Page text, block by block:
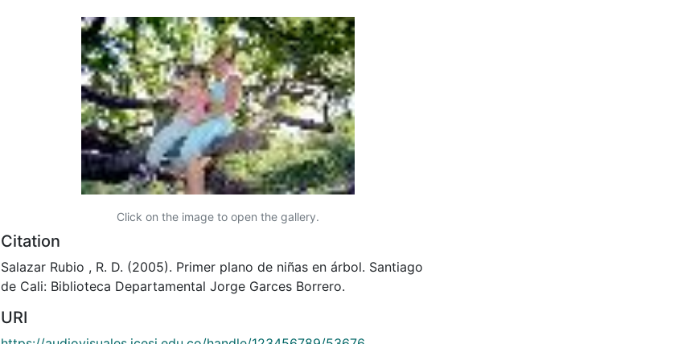
Click on the image to open the gallery.
Citation
Salazar Rubio , R. D. (2005). Primer plano de niñas en árbol. Santiago
de Cali: Biblioteca Departamental Jorge Garces Borrero.
URI